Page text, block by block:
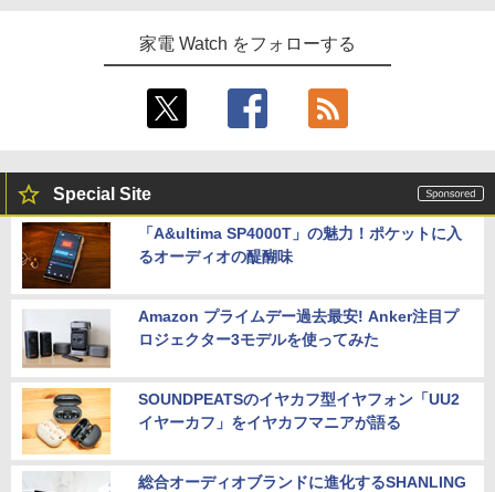
家電 Watch をフォローする
Special Site
「A&ultima SP4000T」の魅力！ポケットに入
るオーディオの醍醐味
Amazon プライムデー過去最安! Anker注目プ
ロジェクター3モデルを使ってみた
SOUNDPEATSのイヤカフ型イヤフォン「UU2
イヤーカフ」をイヤカフマニアが語る
総合オーディオブランドに進化するSHANLING